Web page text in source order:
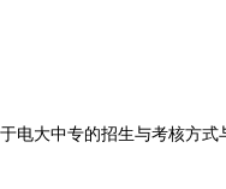
电大中专的招生与考核方